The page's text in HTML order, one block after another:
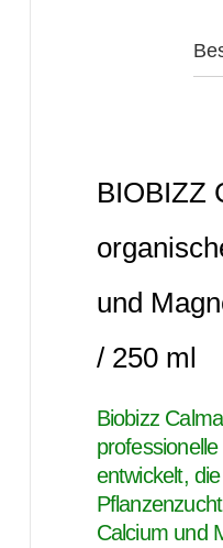
BIOBIZZ
und
/ 250 ml
Biobizz
entwickelt,
Calcium und